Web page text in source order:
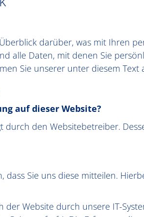
darüber, was mit Ihren
alle Daten, mit denen Sie
Sie unserer unter diesem
auf dieser Website?
durch den Websitebetreiber.
Sie uns diese mitteilen.
Website durch unsere IT-